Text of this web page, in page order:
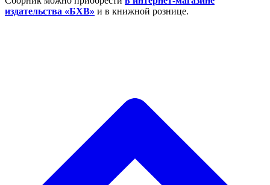
издательства «БХВ» и в книжной рознице.